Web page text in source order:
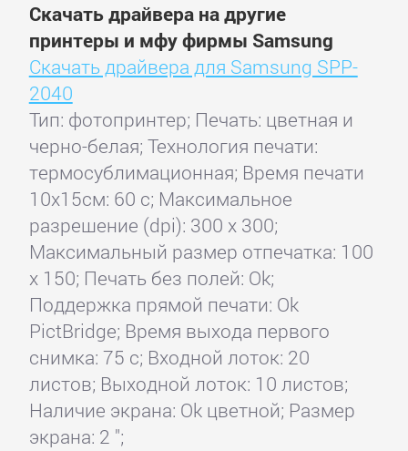
Скачать драйвера на другие
принтеры и мфу фирмы Samsung
Скачать драйвера для Samsung SPP-
2040
Тип: фотопринтер; Печать: цветная и
черно-белая; Технология печати:
термосублимационная; Время печати
10x15см: 60 с; Максимальное
разрешение (dpi): 300 x 300;
Максимальный размер отпечатка: 100
x 150; Печать без полей: Ok;
Поддержка прямой печати: Ok
PictBridge; Время выхода первого
снимка: 75 с; Входной лоток: 20
листов; Выходной лоток: 10 листов;
Наличие экрана: Ok цветной; Размер
экрана: 2 ";